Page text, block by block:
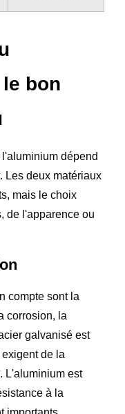
bon
dépend
Les deux matériaux
mais le choix
de l'apparence ou
compte sont la
corrosion, la
galvanisé est
de la
L'aluminium est
à la